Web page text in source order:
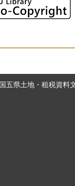
五県土地・租税資料